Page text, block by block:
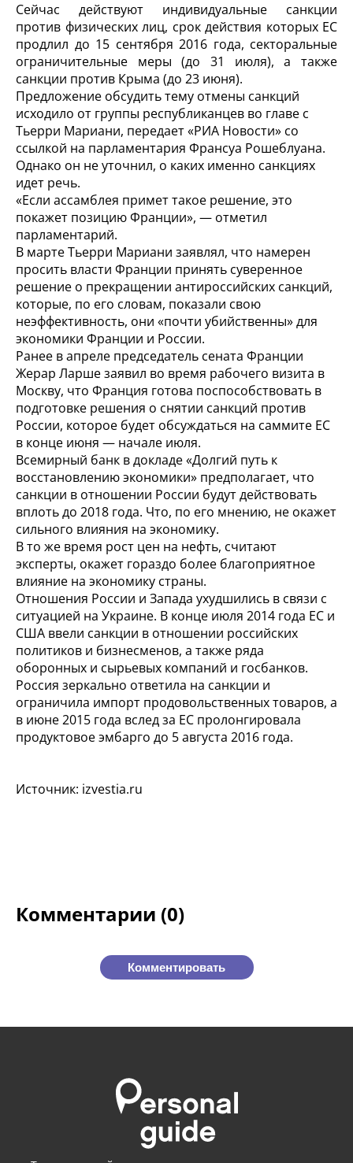
Сейчас действуют индивидуальные санкции
против физических лиц, срок действия которых ЕС
продлил до 15 сентября 2016 года, секторальные
ограничительные меры (до 31 июля), а также
санкции против Крыма (до 23 июня).
Предложение обсудить тему отмены санкций
исходило от группы республиканцев во главе с
Тьерри Мариани, передает «РИА Новости» со
ссылкой на парламентария Франсуа Рошеблуана.
Однако он не уточнил, о каких именно санкциях
идет речь.
«Если ассамблея примет такое решение, это
покажет позицию Франции», — отметил
парламентарий.
В марте Тьерри Мариани заявлял, что намерен
просить власти Франции принять суверенное
решение о прекращении антироссийских санкций,
которые, по его словам, показали свою
неэффективность, они «почти убийственны» для
экономики Франции и России.
Ранее в апреле председатель сената Франции
Жерар Ларше заявил во время рабочего визита в
Москву, что Франция готова поспособствовать в
подготовке решения о снятии санкций против
России, которое будет обсуждаться на саммите ЕС
в конце июня — начале июля.
Всемирный банк в докладе «Долгий путь к
восстановлению экономики» предполагает, что
санкции в отношении России будут действовать
вплоть до 2018 года. Что, по его мнению, не окажет
сильного влияния на экономику.
В то же время рост цен на нефть, считают
эксперты, окажет гораздо более благоприятное
влияние на экономику страны.
Отношения России и Запада ухудшились в связи с
ситуацией на Украине. В конце июля 2014 года ЕС и
США ввели санкции в отношении российских
политиков и бизнесменов, а также ряда
оборонных и сырьевых компаний и госбанков.
Россия зеркально ответила на санкции и
ограничила импорт продовольственных товаров, а
в июне 2015 года вслед за ЕС пролонгировала
продуктовое эмбарго до 5 августа 2016 года.
Источник: izvestia.ru
Комментарии (0)
Комментировать